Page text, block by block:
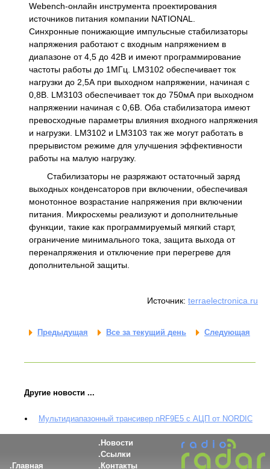
Webench-онлайн инструмента проектирования
источников питания компании NATIONAL.
Синхронные понижающие импульсные стабилизаторы
напряжения работают с входным напряжением в
диапазоне от 4,5 до 42В и имеют программирование
частоты работы до 1МГц. LM3102 обеспечивает ток
нагрузки до 2,5А при выходном напряжении, начиная с
0,8В. LM3103 обеспечивает ток до 750мА при выходном
напряжении начиная с 0,6В. Оба стабилизатора имеют
превосходные параметры влияния входного напряжения
и нагрузки. LM3102 и LM3103 так же могут работать в
прерывистом режиме для улучшения эффективности
работы на малую нагрузку.
Стабилизаторы не разряжают остаточный заряд
выходных конденсаторов при включении, обеспечивая
монотонное возрастание напряжения при включении
питания. Микросхемы реализуют и дополнительные
функции, такие как программируемый мягкий старт,
ограничение минимального тока, защита выхода от
перенапряжения и отключение при перегреве для
дополнительной защиты.
Источник: terraelectronica.ru
Предыдущая Все за текущий день Следующая
Другие новости ...
Мультидиапазонный трансивер nRF9E5 с АЦП от NORDIC
Главная
Новости
Ссылки
Контакты